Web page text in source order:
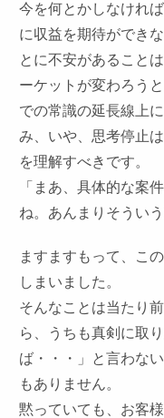
今を何とかしなけれ
に収益を期待ができ
とに不安があること
ーケットが変わろう
での常識の延長線上
み、いや、思考停止
を理解すべきです。
「まあ、具体的な案
ね。あんまりそうい
ますますもって、こ
しまいました。
そんなことは当たり
ら、うちも真剣に取
ば・・・」と言わな
もありません。
黙っていても、お客